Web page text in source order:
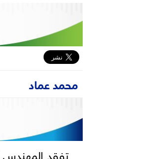
محمد عماد
تفقد المهندس